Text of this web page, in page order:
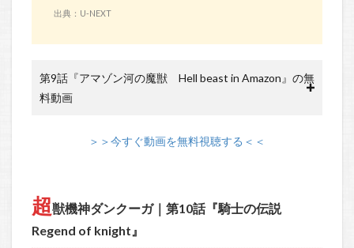
出典：U-NEXT
第9話『アマゾン河の魔獣 Hell beast in Amazon』の無
料動画
＞＞今すぐ動画を無料視聴する＜＜
超獣機神ダンクーガ｜第10話『騎士の伝説
Regend of knight』